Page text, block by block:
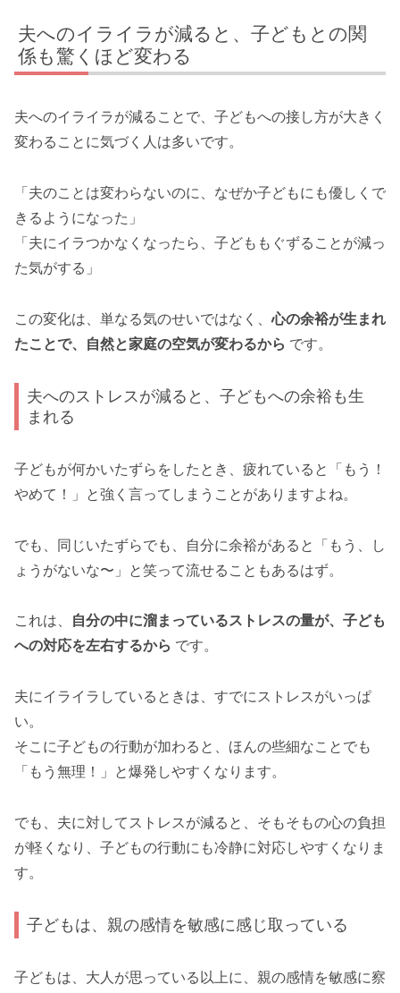
夫へのイライラが減ると、子どもとの関
係も驚くほど変わる
夫へのイライラが減ることで、子どもへの接し方が大きく
変わることに気づく人は多いです。
「夫のことは変わらないのに、なぜか子どもにも優しくで
きるようになった」
「夫にイラつかなくなったら、子どももぐずることが減っ
た気がする」
この変化は、単なる気のせいではなく、心の余裕が生まれ
たことで、自然と家庭の空気が変わるから です。
夫へのストレスが減ると、子どもへの余裕も生
まれる
子どもが何かいたずらをしたとき、疲れていると「もう！
やめて！」と強く言ってしまうことがありますよね。
でも、同じいたずらでも、自分に余裕があると「もう、し
ょうがないな〜」と笑って流せることもあるはず。
これは、
自分の中に溜まっているストレスの量が、子ども
への対応を左右するから です。
夫にイライラしているときは、すでにストレスがいっぱ
い。
そこに子どもの行動が加わると、ほんの些細なことでも
「もう無理！」と爆発しやすくなります。
でも、夫に対してストレスが減ると、そもそもの心の負担
が軽くなり、子どもの行動にも冷静に対応しやすくなりま
す。
子どもは、親の感情を敏感に感じ取っている
子どもは、大人が思っている以上に、親の感情を敏感に察